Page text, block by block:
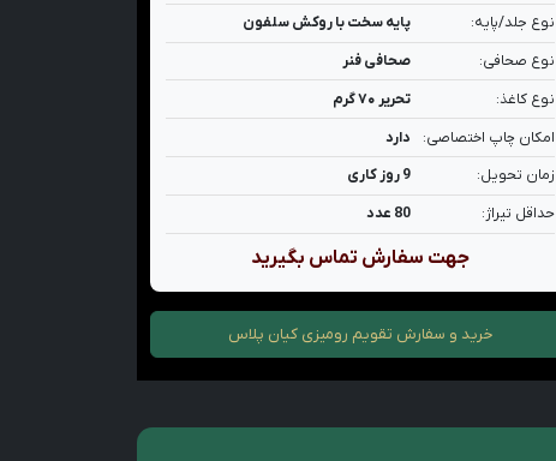
نوع جلد/پایه:
پایه سخت با روکش سلفون
نوع صحافی:
صحافی فنر
نوع کاغذ:
تحریر ۷۰ گرم
امکان چاپ اختصاصی:
دارد
زمان تحویل:
9 روز کاری
حداقل تیراژ:
80 عدد
جهت سفارش تماس بگیرید
خرید و سفارش تقویم رومیزی کیان پلاس